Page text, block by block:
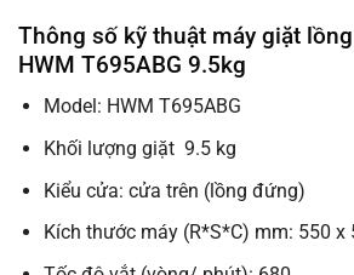
Thông số kỹ thuật máy giặt
HWM T695ABG 9.5kg
Model: HWM T695ABG
Khối lượng giặt 9.5 kg
Kiểu cửa: cửa trên (lồng đứng)
Kích thước máy (R*S*C) mm: 550 x